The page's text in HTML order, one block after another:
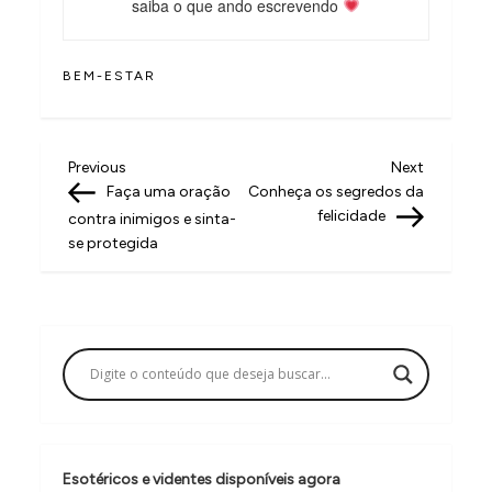
saiba o que ando escrevendo
BEM-ESTAR
N
a
v
a
ç
o
Previous
Post
Previous
Faça uma oração
contra inimigos e sinta-
se protegida
Next
Post
Next
Conheça os segredos da
felicidade
Esotéricos e videntes disponíveis agora